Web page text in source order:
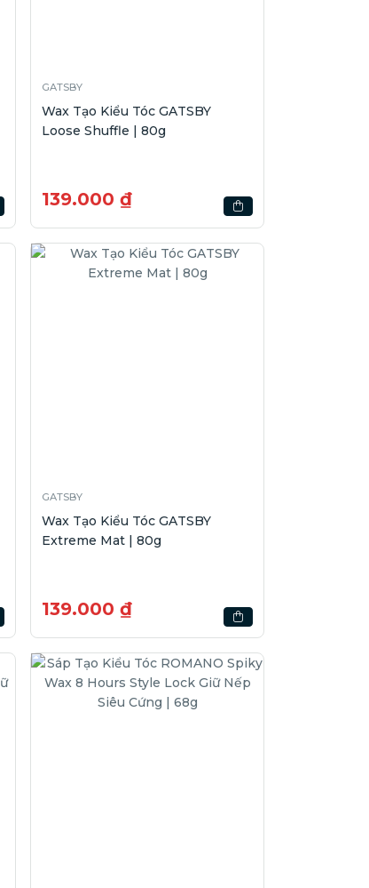
GATSBY
Wax Tạo Kiểu Tóc GATSBY
Loose Shuffle | 80g
139.000 ₫
GATSBY
Wax Tạo Kiểu Tóc GATSBY
Extreme Mat | 80g
139.000 ₫